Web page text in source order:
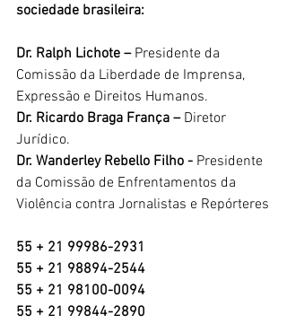
sociedade brasileira:
Dr. Ralph Lichote – Presidente da
Comissão da Liberdade de Imprensa,
Expressão e Direitos Humanos.
Dr. Ricardo Braga França – Diretor
Jurídico.
Dr. Wanderley Rebello Filho - Presidente
da Comissão de Enfrentamentos da
Violência contra Jornalistas e Repórteres
55 + 21 99986-2931
55 + 21 98894-2544
55 + 21 98100-0094
55 + 21 99844-2890